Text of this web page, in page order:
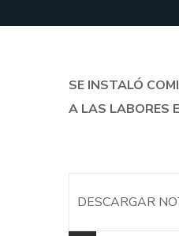
SE INSTALÓ
A LAS LABORES
DESCARGAR